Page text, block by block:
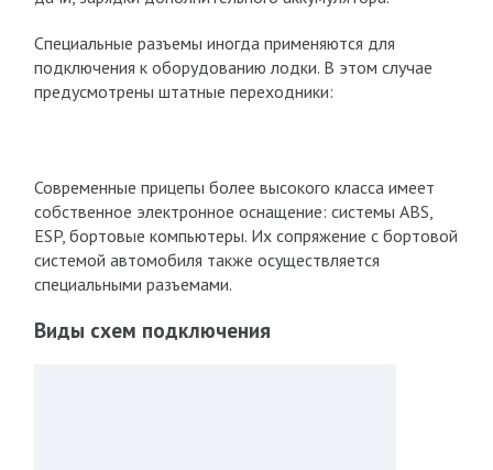
Специальные разъемы иногда применяются для
подключения к оборудованию лодки. В этом случае
предусмотрены штатные переходники:
Современные прицепы более высокого класса имеет
собственное электронное оснащение: системы ABS,
ESP, бортовые компьютеры. Их сопряжение с бортовой
системой автомобиля также осуществляется
специальными разъемами.
Виды схем подключения